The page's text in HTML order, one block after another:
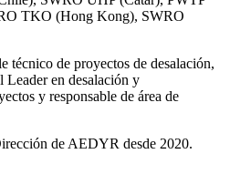
TKO (Hong Kong), SWRO
técnico de proyectos de desalación,
Leader en desalación y
y responsable de área de
de AEDYR desde 2020.